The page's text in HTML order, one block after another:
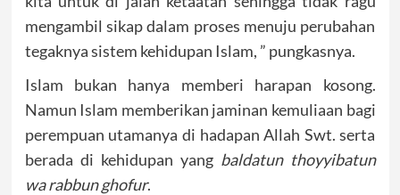
mengambil sikap dalam proses menuju perubahan
tegaknya sistem kehidupan Islam, ” pungkasnya.
Islam bukan hanya memberi harapan kosong.
Namun Islam memberikan jaminan kemuliaan bagi
perempuan utamanya di hadapan Allah Swt. serta
berada di kehidupan yang baldatun thoyyibatun
wa rabbun ghofur.